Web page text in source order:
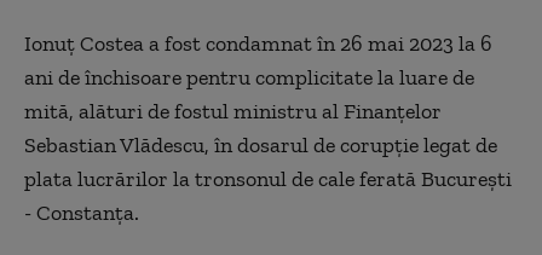
Ionuţ Costea a fost condamnat în 26 mai 2023 la 6
ani de închisoare pentru complicitate la luare de
mită, alături de fostul ministru al Finanţelor
Sebastian Vlădescu, în dosarul de corupţie legat de
plata lucrărilor la tronsonul de cale ferată Bucureşti
- Constanţa.